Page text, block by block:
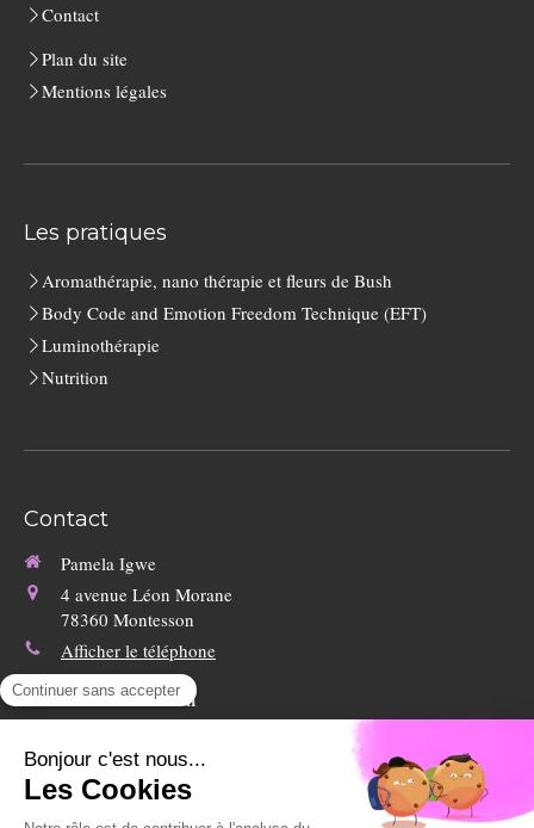
Contact
Plan du site
Mentions légales
Les pratiques
Aromathérapie, nano thérapie et fleurs de Bush
Body Code and Emotion Freedom Technique (EFT)
Luminothérapie
Nutrition
Contact
Pamela Igwe
4 avenue Léon Morane
78360 Montesson
Afficher le téléphone
LeLundide 14hà19h
Mardi 13h 18h
DuMercrediauVendredi
Samedi disponible si besoin